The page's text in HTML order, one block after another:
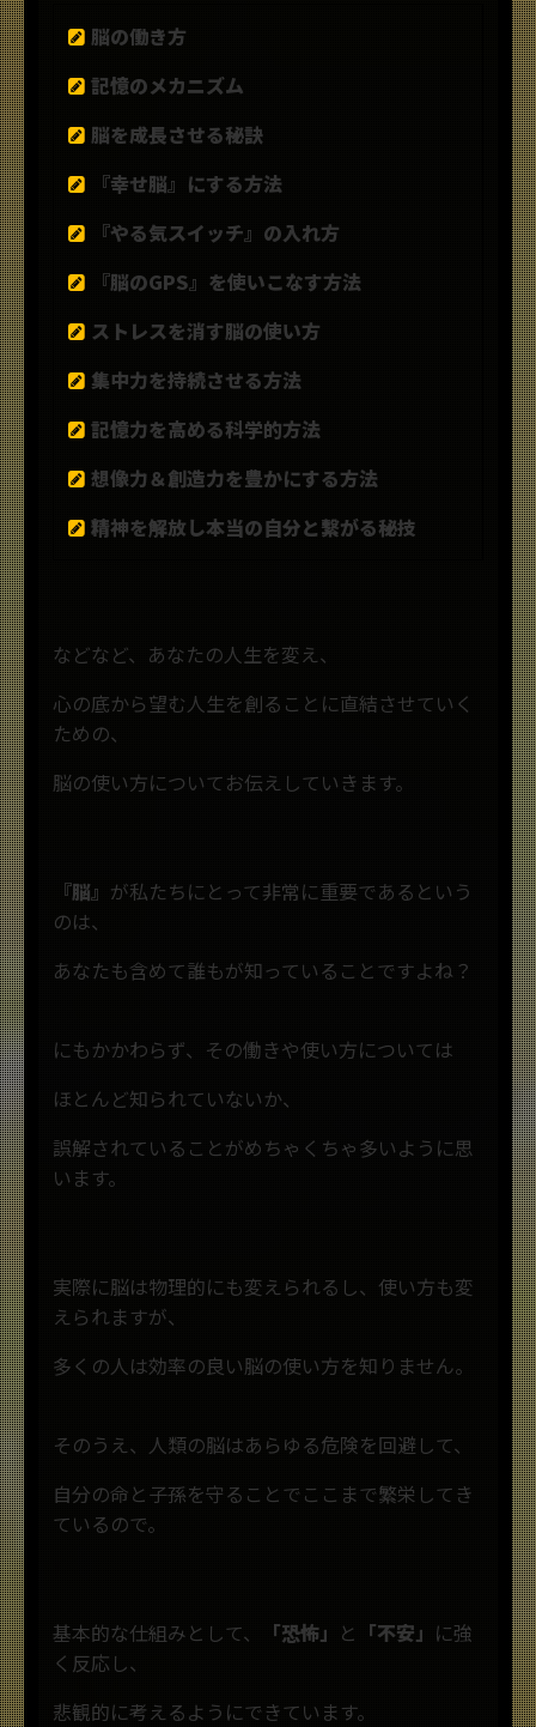
脳の働き方
記憶のメカニズム
脳を成長させる秘訣
『幸せ脳』にする方法
『やる気スイッチ』の入れ方
『脳のGPS』を使いこなす方法
ストレスを消す脳の使い方
集中力を持続させる方法
記憶力を高める科学的方法
想像力＆創造力を豊かにする方法
精神を解放し本当の自分と繋がる秘技
などなど、あなたの人生を変え、
心の底から望む人生を創ることに直結させていく
ための、
脳の使い方についてお伝えしていきます。
『脳』 が私たちにとって非常に重要であるという
のは、
あなたも含めて誰もが知っていることですよね？
にもかかわらず、その働きや使い方については
ほとんど知られていないか、
誤解されていることがめちゃくちゃ多いように思
います。
実際に脳は物理的にも変えられるし、使い方も変
えられますが、
多くの人は効率の良い脳の使い方を知りません。
そのうえ、人類の脳はあらゆる危険を回避して、
自分の命と子孫を守ることでここまで繁栄してき
ているので。
基本的な仕組みとして、 「恐怖」 と 「不安」 に強
く反応し、
悲観的に考えるようにできています。